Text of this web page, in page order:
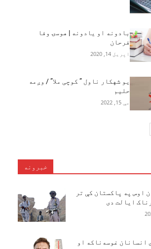
بادونه او یادونه | هوسۍ وفا
فرحان
اپریل 14, 2020
یو شهکار ناول ” کوچی ملا” / وږمه
حلیم
مې 15, 2022
خبرونه
اوس په پاکستان کې تر
ایالت دی
انسانان غوسه‌ناکه او